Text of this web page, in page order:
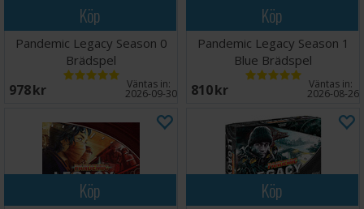
Köp
Pandemic Legacy Season 0
Brädspel
978 SEK Väntas in:
2026-09-30
Köp
Pandemic Legacy Season 1
Blue Brädspel
810 SEK Väntas in:
2026-08-26
Köp Köp